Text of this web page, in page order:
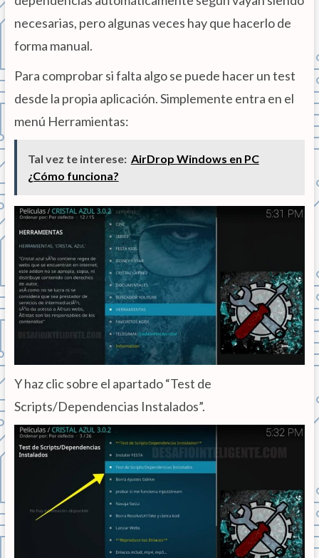
necesarias, pero algunas veces hay que hacerlo de
forma manual.
Para comprobar si falta algo se puede hacer un test
desde la propia aplicación. Simplemente entra en el
menú Herramientas:
Tal vez te interese: AirDrop Windows en PC
¿Cómo funciona?
Y haz clic sobre el apartado “Test de
Scripts/Dependencias Instalados”.